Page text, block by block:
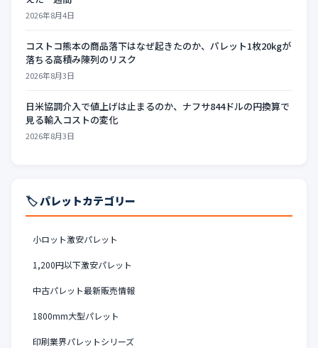
2026年8月4日
コストコ熊本の商品落下はなぜ起きたのか、パレット1枚20kgが
落ちる高積み陳列のリスク
2026年8月3日
日米協調介入で値上げは止まるのか、ナフサ844ドルの円換算で
見る輸入コストの変化
2026年8月3日
🏷️ パレットカテゴリー
小ロット激安パレット
1,200円以下激安パレット
中古パレット最新販売情報
1800mm大型パレット
印刷業界パレットシリーズ